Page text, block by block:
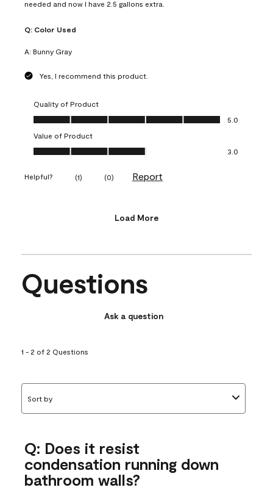
needed and now I have 2.5 gallons extra.
Q: Color Used
A: Bunny Gray
Yes, I recommend this product.
Quality of Product
Quality of Product, 5.0 out of 5
5.0
Value of Product
Value of Product, 3.0 out of 5
3.0
Helpful? (1) (0) Report
Load More
Questions
Ask a question
1 - 2 of 2 Questions
Sort by
Q: Does it resist
condensation running down
bathroom walls?